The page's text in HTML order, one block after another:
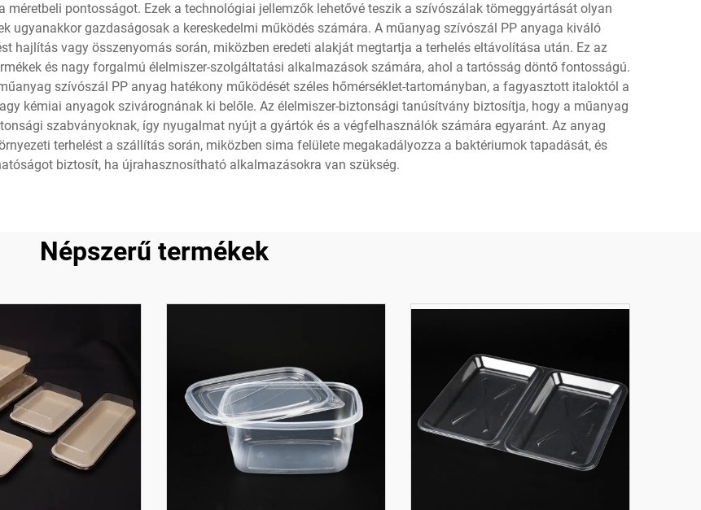
pontosságot. Ezek a technológiai jellemzők lehetővé teszik a szívószálak tömeggyártását olyan
ugyanakkor gazdaságosak a kereskedelmi működés számára. A műanyag szívószál PP anyaga kiváló
hajlítás vagy összenyomás során, miközben eredeti alakját megtartja a terhelés eltávolítása után. Ez az
és nagy forgalmú élelmiszer-szolgáltatási alkalmazások számára, ahol a tartósság döntő fontosságú.
szívószál PP anyag hatékony működését széles hőmérséklet-tartományban, a fagyasztott italoktól a
kémiai anyagok szivárognának ki belőle. Az élelmiszer-biztonsági tanúsítvány biztosítja, hogy a műanyag
szabványoknak, így nyugalmat nyújt a gyártók és a végfelhasználók számára egyaránt. Az anyag
terhelést a szállítás során, miközben sima felülete megakadályozza a baktériumok tapadását, és
biztosít, ha újrahasznosítható alkalmazásokra van szükség.
Népszerű termékek